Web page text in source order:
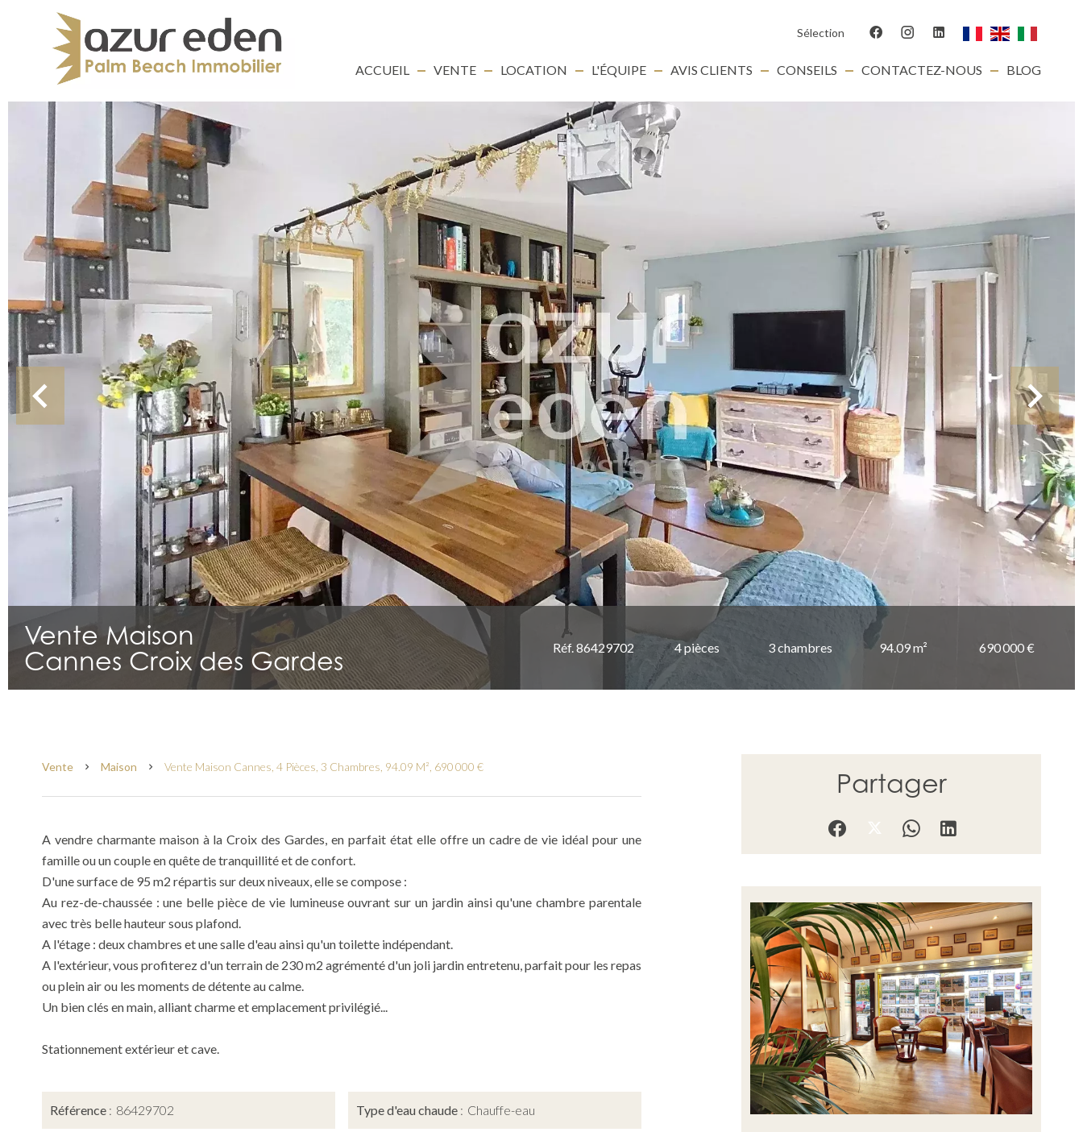
Sélection
ACCUEIL VENTE LOCATION L'ÉQUIPE AVIS CLIENTS CONSEILS CONTACTEZ-NOUS BLOG
Vente Maison
Cannes Croix des Gardes
Réf. 86429702 4 pièces 3 chambres 94.09 m² 690 000 €
Vente Maison Vente Maison Cannes, 4 Pièces, 3 Chambres, 94.09 M², 690 000 €
A vendre charmante maison à la Croix des Gardes, en parfait état elle offre un cadre de vie idéal pour une
famille ou un couple en quête de tranquillité et de confort.
D'une surface de 95 m2 répartis sur deux niveaux, elle se compose :
Au rez-de-chaussée : une belle pièce de vie lumineuse ouvrant sur un jardin ainsi qu'une chambre parentale
avec très belle hauteur sous plafond.
A l'étage : deux chambres et une salle d'eau ainsi qu'un toilette indépendant.
A l'extérieur, vous profiterez d'un terrain de 230 m2 agrémenté d'un joli jardin entretenu, parfait pour les repas
ou plein air ou les moments de détente au calme.
Un bien clés en main, alliant charme et emplacement privilégié...
Stationnement extérieur et cave.
Référence 86429702 Type d'eau chaude Chauffe-eau
Partager